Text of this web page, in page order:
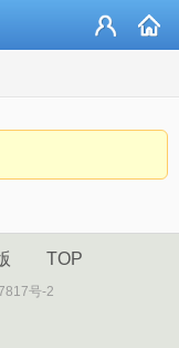
TOP
号-2